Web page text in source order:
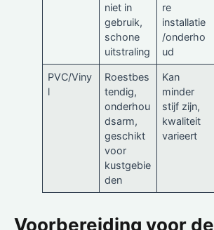
niet in
gebruik,
schone
uitstraling
re
installatie
/onderho
ud
PVC/Viny
l
Roestbes
tendig,
onderhou
dsarm,
geschikt
voor
kustgebie
den
Kan
minder
stijf zijn,
kwaliteit
varieert
Voorbereiding voor de